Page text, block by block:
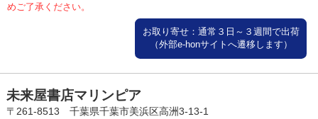
めご了承ください。
お取り寄せ：通常３日～３週間で出荷
（外部e-honサイトへ遷移します）
未来屋書店マリンピア
〒261-8513 千葉県千葉市美浜区高洲3-13-1